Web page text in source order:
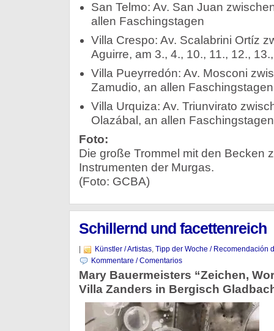
San Telmo: Av. San Juan
allen Faschingstagen
Villa Crespo: Av. Scalabrini Ortíz
Aguirre, am 3., 4., 10., 11., 12.,
Villa Pueyrredón: Av. Mosconi
Zamudio, an allen Faschingstagen
Villa Urquiza: Av. Triunvirato
Olazábal, an allen Faschingstagen
Foto:
Die große Trommel mit den Becken
Instrumenten der Murgas.
(Foto: GCBA)
Schillernd und facettenreich
Künstler / Artistas, Tipp der Woche / Recomendación
Kommentare / Comentarios
Mary Bauermeisters “Zeichen,
Villa Zanders in Bergisch